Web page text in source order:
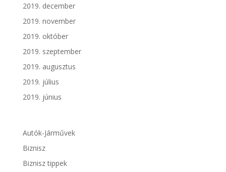
2019. december
2019. november
2019. október
2019. szeptember
2019. augusztus
2019. július
2019. június
Autók-Járművek
Biznisz
Biznisz tippek